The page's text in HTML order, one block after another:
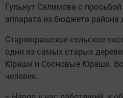
Гульнут Салимова с
аппарата из бюджета района
Староюрашское сельское
одни из самых старых
Юраши и Сосновые Юраши.
человек.